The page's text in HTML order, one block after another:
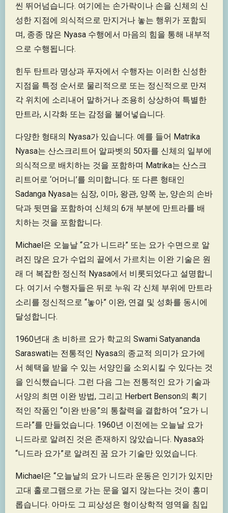
씬 뛰어넘습니다. 여기에는 손가락이나 손을 신체의 신
성한 지점에 의식적으로 만지거나 놓는 행위가 포함되
며, 종종 많은 Nyasa 수행에서 마음의 힘을 통해 내부적
으로 수행됩니다.
힌두 탄트라 명상과 푸자에서 수행자는 이러한 신성한
지점을 특정 순서로 물리적으로 또는 정신적으로 만져
각 위치에 소리내어 말하거나 조용히 상상하여 특별한
만트라, 시각화 또는 감정을 불어넣습니다.
다양한 형태의 Nyasa가 있습니다. 예를 들어 Matrika
Nyasa는 산스크리트어 알파벳의 50자를 신체의 일부에
의식적으로 배치하는 것을 포함하며 Matrika는 산스크
리트어로 ‘어머니’를 의미합니다. 또 다른 형태인
Sadanga Nyasa는 심장, 이마, 왕관, 양쪽 눈, 양손의 손바
닥과 뒷면을 포함하여 신체의 6개 부분에 만트라를 배
치하는 것을 포함합니다.
Michael은 오늘날 “요가 니드라” 또는 요가 수면으로 알
려진 많은 요가 수업의 끝에서 가르치는 이완 기술은 원
래 더 복잡한 정신적 Nyasa에서 비롯되었다고 설명합니
다. 여기서 수행자들은 뒤로 누워 각 신체 부위에 만트라
소리를 정신적으로 “놓아” 이완, 연결 및 성화를 동시에
달성합니다.
1960년대 초 비하르 요가 학교의 Swami Satyananda
Saraswati는 전통적인 Nyasa의 종교적 의미가 요가에
서 혜택을 받을 수 있는 서양인을 소외시킬 수 있다는 것
을 인식했습니다. 그런 다음 그는 전통적인 요가 기술과
서양의 최면 이완 방법, 그리고 Herbert Benson의 획기
적인 작품인 “이완 반응”의 통찰력을 결합하여 “요가 니
드라”를 만들었습니다. 1960년 이전에는 오늘날 요가
니드라로 알려진 것은 존재하지 않았습니다. Nyasa와
“니드라 요가”로 알려진 꿈 요가 기술만 있었습니다.
Michael은 “오늘날의 요가 니드라 운동은 인기가 있지만
고대 홀로그램으로 가는 문을 열지 않는다는 것이 흥미
롭습니다. 아마도 그 피상성은 형이상학적 영역을 침입